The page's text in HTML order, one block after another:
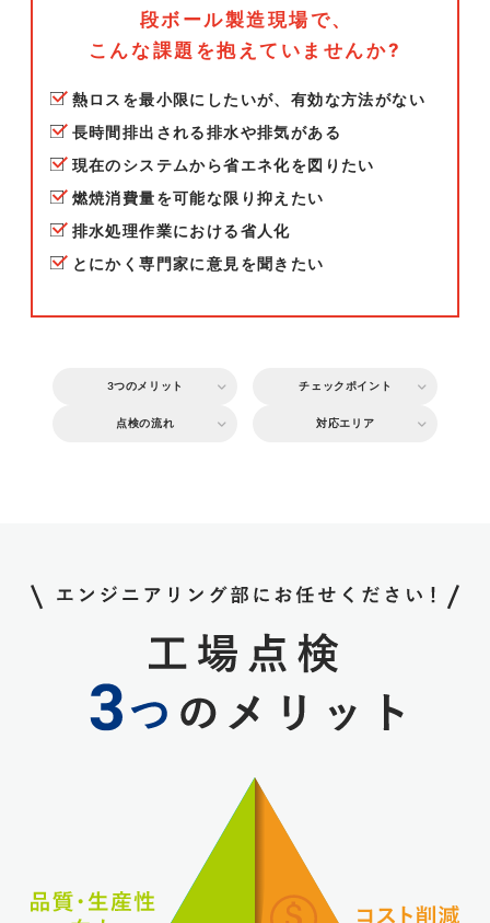
段ボール製造現場で、
こんな課題を抱えていませんか?
熱ロスを最小限にしたいが、有効な方法がない
長時間排出される排水や排気がある
現在のシステムから省エネ化を図りたい
燃焼消費量を可能な限り抑えたい
排水処理作業における省人化
とにかく専門家に意見を聞きたい
3つのメリット チェックポイント
点検の流れ 対応エリア